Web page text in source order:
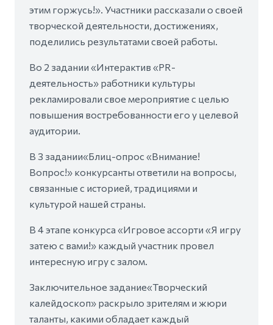
этим горжусь!». Участники рассказали о своей
творческой деятельности, достижениях,
поделились результатами своей работы.
Во 2 задании «Интерактив «PR-
деятельность» работники культуры
рекламировали свое мероприятие с целью
повышения востребованности его у целевой
аудитории.
В 3 задании«Блиц-опрос «Внимание!
Вопрос!» конкурсанты ответили на вопросы,
связанные с историей, традициями и
культурой нашей страны.
В 4 этапе конкурса «Игровое ассорти «Я игру
затею с вами!» каждый участник провел
интересную игру с залом.
Заключительное задание«Творческий
калейдоскоп» раскрыло зрителям и жюри
таланты, какими обладает каждый